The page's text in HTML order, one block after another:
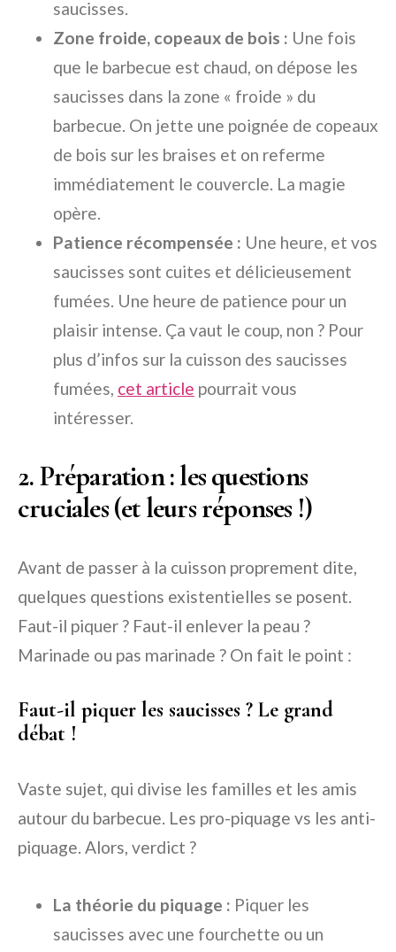
saucisses.
Zone froide, copeaux de bois : Une fois
que le barbecue est chaud, on dépose les
saucisses dans la zone « froide » du
barbecue. On jette une poignée de copeaux
de bois sur les braises et on referme
immédiatement le couvercle. La magie
opère.
Patience récompensée : Une heure, et vos
saucisses sont cuites et délicieusement
fumées. Une heure de patience pour un
plaisir intense. Ça vaut le coup, non ? Pour
plus d’infos sur la cuisson des saucisses
fumées, cet article pourrait vous
intéresser.
2. Préparation : les questions
cruciales (et leurs réponses !)
Avant de passer à la cuisson proprement dite,
quelques questions existentielles se posent.
Faut-il piquer ? Faut-il enlever la peau ?
Marinade ou pas marinade ? On fait le point :
Faut-il piquer les saucisses ? Le grand
débat !
Vaste sujet, qui divise les familles et les amis
autour du barbecue. Les pro-piquage vs les anti-
piquage. Alors, verdict ?
La théorie du piquage : Piquer les
saucisses avec une fourchette ou un